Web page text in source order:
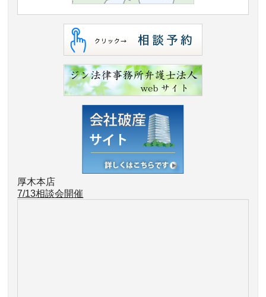
厚木本店
7/13相談会開催